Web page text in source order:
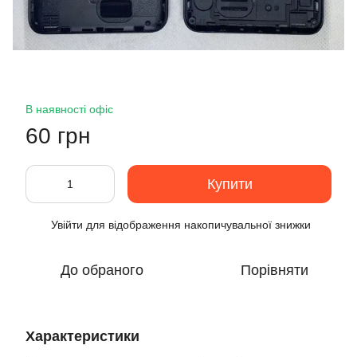
В наявності офіс
60 грн
Купити
Увійти для відображення накопичувальної знижки
До обраного Порівняти
Характеристики